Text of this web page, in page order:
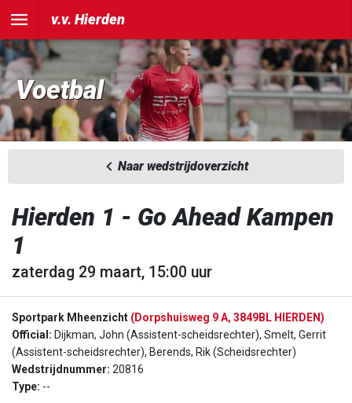
v.v. Hierden
Voetbal
Naar wedstrijdoverzicht
Hierden 1 - Go Ahead Kampen
1
zaterdag 29 maart, 15:00 uur
Sportpark Mheenzicht (Dorpshuisweg 9 A, 3849BL HIERDEN)
Official: Dijkman, John (Assistent-scheidsrechter), Smelt, Gerrit
(Assistent-scheidsrechter), Berends, Rik (Scheidsrechter)
Wedstrijdnummer: 20816
Type: --